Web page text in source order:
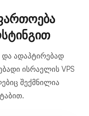
და ადაპტირებად
ისრაელის VPS
შექმნილია